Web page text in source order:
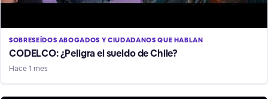
SOBRESEÍDOS ABOGADOS Y CIUDADANOS QUE HABLAN
CODELCO: ¿Peligra el sueldo de Chile?
Hace 1 mes